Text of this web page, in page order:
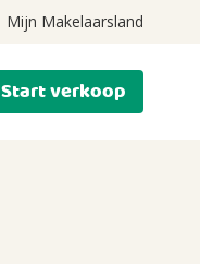
Mijn Makelaarsland
Start verkoop